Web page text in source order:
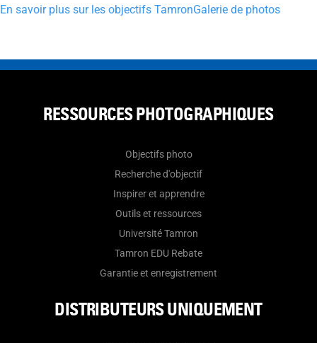
En savoir plus sur les objectifs TamronGalerie de photos
RESSOURCES PHOTOGRAPHIQUES
Objectifs photo
Recherche d'objectif
Inspirer et apprendre
Outils et ressources
Université Tamron
Tamron EDU Rebate
Garantie et enregistrement
DISTRIBUTEURS UNIQUEMENT